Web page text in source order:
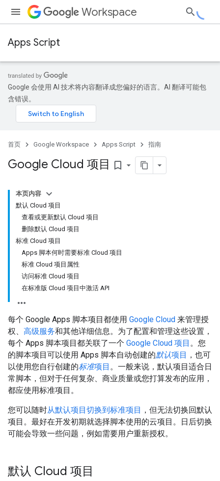
Workspace
Apps Script
Google 会使用 AI 技术将内容翻译成您偏好的语言。AI 翻译可能包
含错误。
首页 Google Workspace Apps Script 指南
Google Cloud 项目 bookmark_border
本页内容
默认 Cloud 项目
查看或更新默认 Cloud 项目
删除默认 Cloud 项目
标准 Cloud 项目
Apps 脚本何时需要标准 Cloud 项目
标准 Cloud 项目属性
访问标准 Cloud 项目
在标准版 Cloud 项目中激活 API
每个 Google Apps 脚本项目都使用 Google Cloud 来管理授
权、 高级服务和其他详细信息。为了配置和管理这些设置，
每个 Apps 脚本项目都关联了一个 Google Cloud 项目 。您
的脚本项目可以使用 Apps 脚本自动创建的默认项目 ，也可
以使用您自行创建的标准项目 。一般来说，默认项目适合日
常脚本，但对于任何复杂、商业质量或您打算发布的应用，
都应使用标准项目。
您可以随时从默认项目切换到标准项目 ，但无法切换回默认
项目。最好在开发初期就选择脚本使用的云项目。日后切换
可能会导致一些问题，例如需要用户重新授权。
默认 Cloud 项目